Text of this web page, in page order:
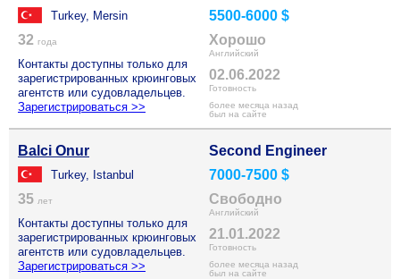
Turkey, Mersin
32 года
Контакты доступны только для
зарегистрированных крюинговых
агентств или судовладельцев.
Зарегистрироваться >>
5500-6000 $
Хорошо
Английский
02.06.2022
Готовность
более месяца назад
был на сайте
Balci Onur
Turkey, Istanbul
35 лет
Контакты доступны только для
зарегистрированных крюинговых
агентств или судовладельцев.
Зарегистрироваться >>
Second Engineer
7000-7500 $
Свободно
Английский
21.01.2022
Готовность
более месяца назад
был на сайте